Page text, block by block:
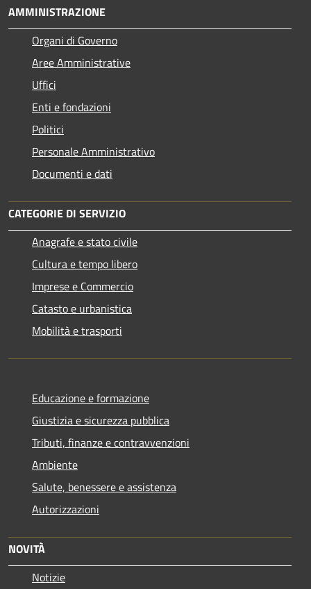
AMMINISTRAZIONE
Organi di Governo
Aree Amministrative
Uffici
Enti e fondazioni
Politici
Personale Amministrativo
Documenti e dati
CATEGORIE DI SERVIZIO
Anagrafe e stato civile
Cultura e tempo libero
Imprese e Commercio
Catasto e urbanistica
Mobilità e trasporti
Educazione e formazione
Giustizia e sicurezza pubblica
Tributi, finanze e contravvenzioni
Ambiente
Salute, benessere e assistenza
Autorizzazioni
NOVITÀ
Notizie